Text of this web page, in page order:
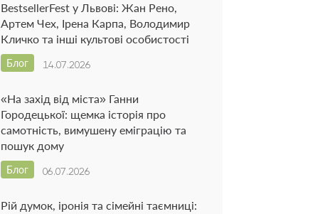
BestsellerFest у Львові: Жан Рено,
Артем Чех, Ірена Карпа, Володимир
Кличко та інші культові особистості
14.07.2026
Блог
«На захід від міста» Ганни
Городецької: щемка історія про
самотність, вимушену еміграцію та
пошук дому
06.07.2026
Блог
Рій думок, іронія та сімейні таємниці: